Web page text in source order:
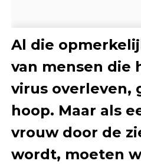
Al die
van mensen die
virus overleven,
hoop. Maar als
vrouw door de
wordt, moeten